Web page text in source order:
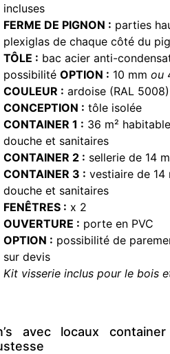
FAÎTAGE
incluses
FERME DE PIGNON : parties
plexiglas de chaque côté du
TÔLE : bac acier anti-
possibilité OPTION : 10 mm ou
COULEUR : ardoise (RAL 5008)
CONCEPTION : tôle isolée
CONTAINER 1 : 36 m²
douche et sanitaires
CONTAINER 2 : sellerie de 14
CONTAINER 3 : vestiaire de 14
douche et sanitaires
FENÊTRES : x 2
OUVERTURE : porte en PVC
OPTION : possibilité de
sur devis
Kit visserie inclus pour le bois
avec locaux